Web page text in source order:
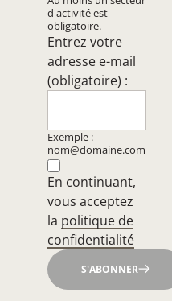
d'activité est
obligatoire.
Entrez votre
adresse e-mail
(obligatoire) :
Exemple :
nom@domaine.com
En continuant,
vous acceptez
la politique de
confidentialité
S'ABONNER